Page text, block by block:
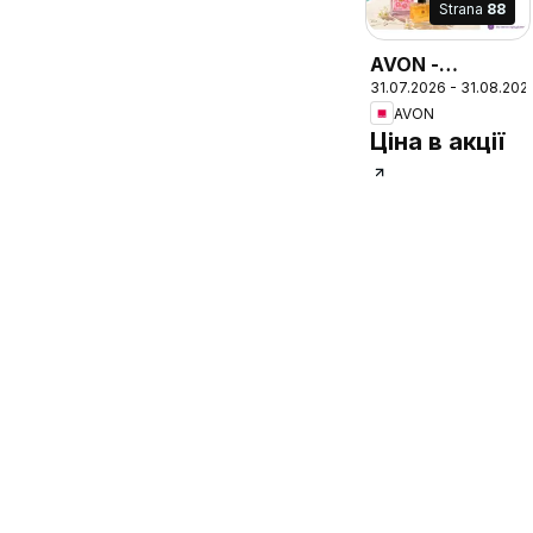
Strana 88
AVON -
Каталог
СЕРПЕНЬ 2026
31.07.2026 - 31.08.2026
AVON
Ціна в акції